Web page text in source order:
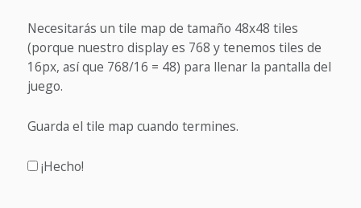
Necesitarás un tile map de tamaño 48x48 tiles
(porque nuestro display es 768 y tenemos tiles de
16px, así que 768/16 = 48) para llenar la pantalla del
juego.
Guarda el tile map cuando termines.
¡Hecho!